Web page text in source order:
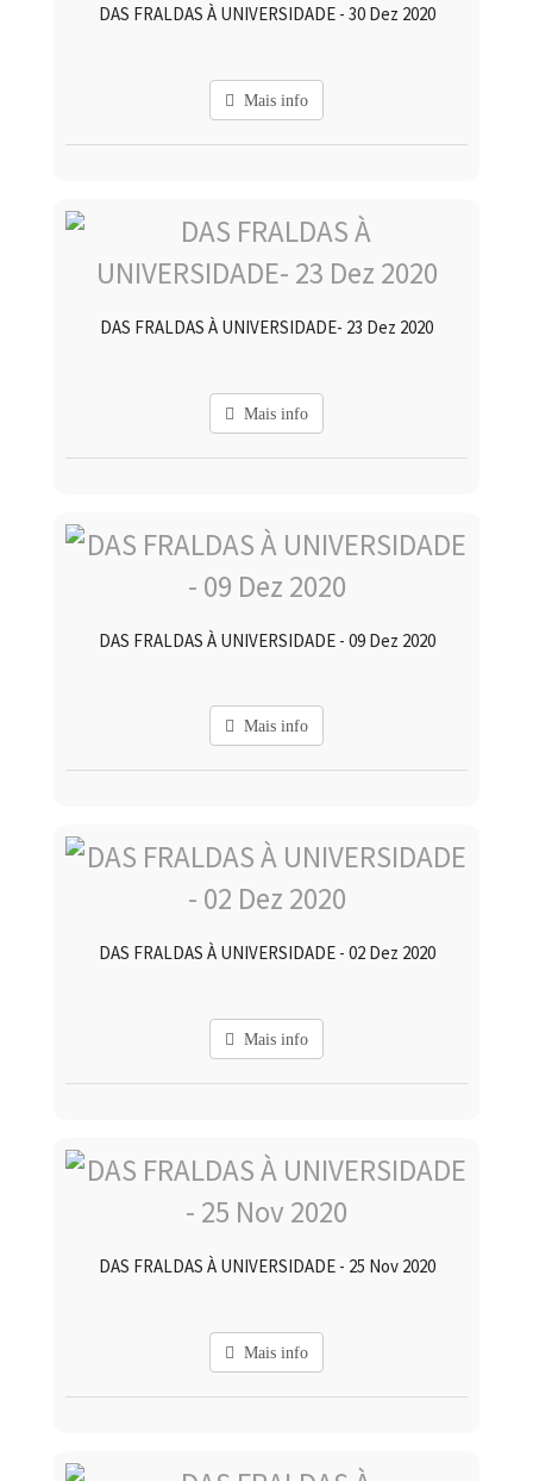
DAS FRALDAS À UNIVERSIDADE - 30 Dez 2020
Mais info
DAS FRALDAS À UNIVERSIDADE- 23 Dez 2020
Mais info
DAS FRALDAS À UNIVERSIDADE - 09 Dez 2020
Mais info
DAS FRALDAS À UNIVERSIDADE - 02 Dez 2020
Mais info
DAS FRALDAS À UNIVERSIDADE - 25 Nov 2020
Mais info